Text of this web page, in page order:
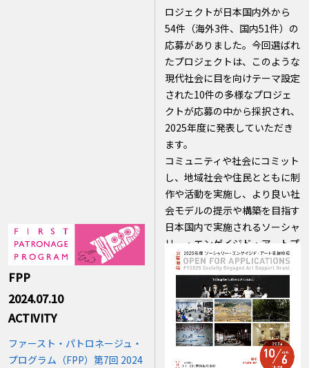
FPP
2024.07.10
ACTIVITY
ファースト・パトロネージュ・
プログラム（FPP）第7回 2024
ロジェクトが日本国内外から
54件（海外3件、国内51件）の
応募がありました。今回選ばれ
たプロジェクトは、このような
現代社会に目を向けテーマ設定
された10件の多様なプロジェ
クトが応募の中から採択され、
2025年度に発表していただき
ます。
コミュニティや社会にコミット
し、地域社会や住民とともに制
作や活動を実施し、より良い社
会モデルの提示や構築を目指す
日本国内で実施されるソーシャ
リー・エンゲイジド・アートプ
ロジェクトがより活発化してい
くことを願います。